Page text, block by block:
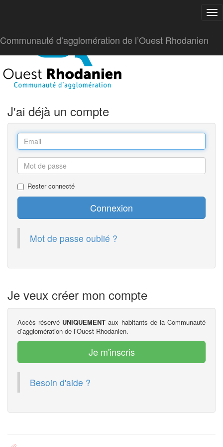
Communauté d’agglomération de l’Ouest Rhodanien
J'ai déjà un compte
Rester connecté
Connexion
Mot de passe oublié ?
Je veux créer mon compte
Accès réservé UNIQUEMENT aux habitants de la Communauté
d’agglomération de l’Ouest Rhodanien.
Je m'inscris
Besoin d'aide ?